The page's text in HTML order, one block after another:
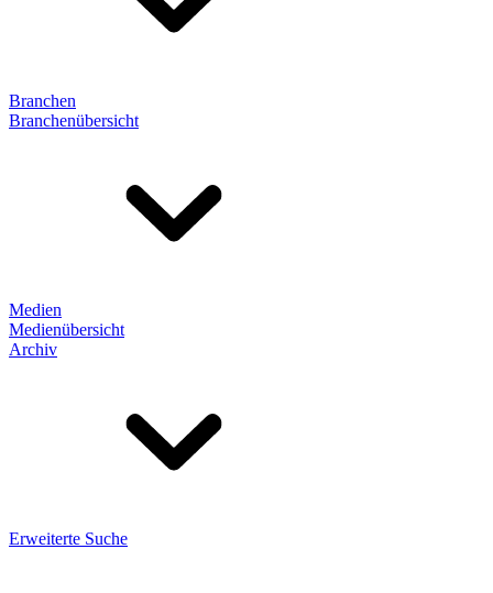
Branchen
Branchenübersicht
Medien
Medienübersicht
Archiv
Erweiterte Suche